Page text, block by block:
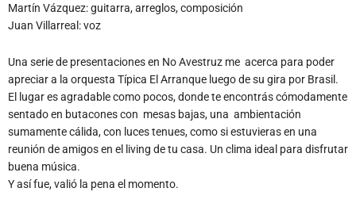
Martín Vázquez: guitarra, arreglos, composición
Juan Villarreal: voz
Una serie de presentaciones en No Avestruz me acerca para poder
apreciar a la orquesta Típica El Arranque luego de su gira por Brasil.
El lugar es agradable como pocos, donde te encontrás cómodamente
sentado en butacones con mesas bajas, una ambientación
sumamente cálida, con luces tenues, como si estuvieras en una
reunión de amigos en el living de tu casa. Un clima ideal para disfrutar
buena música.
Y así fue, valió la pena el momento.